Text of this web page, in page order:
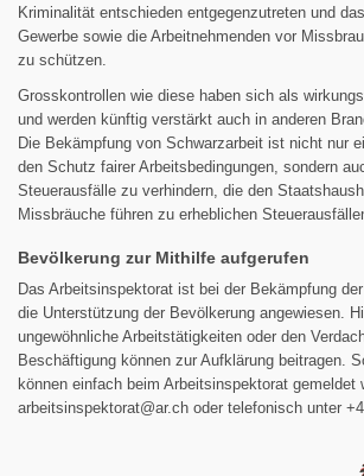
Kriminalität entschieden entgegenzutreten und
Gewerbe sowie die Arbeitnehmenden vor
zu schützen.
Grosskontrollen wie diese haben sich als
und werden künftig verstärkt auch in anderen
Die Bekämpfung von Schwarzarbeit ist nicht nur
den Schutz fairer Arbeitsbedingungen, sondern
Steuerausfälle zu verhindern, die den
Missbräuche führen zu erheblichen
Bevölkerung zur Mithilfe aufgerufen
Das Arbeitsinspektorat ist bei der Bekämpfung
die Unterstützung der Bevölkerung angewiesen.
ungewöhnliche Arbeitstätigkeiten oder den
Beschäftigung können zur Aufklärung beitragen.
können einfach beim Arbeitsinspektorat gemeldet
arbeitsinspektorat@ar.ch oder telefonisch unter